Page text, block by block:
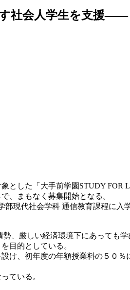
社会人学生を支援――
とした「大手前学園STUDY
、まもなく募集開始となる。
現代社会学科 通信教育課程に
、厳しい経済環境下にあっても
目的としている。
、初年度の年額授業料の５０
ている。